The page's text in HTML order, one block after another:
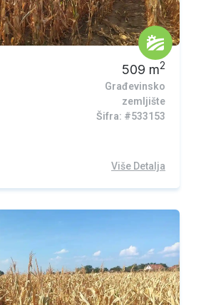
509 m2
Građevinsko
zemljište
Šifra: #533153
Više Detalja